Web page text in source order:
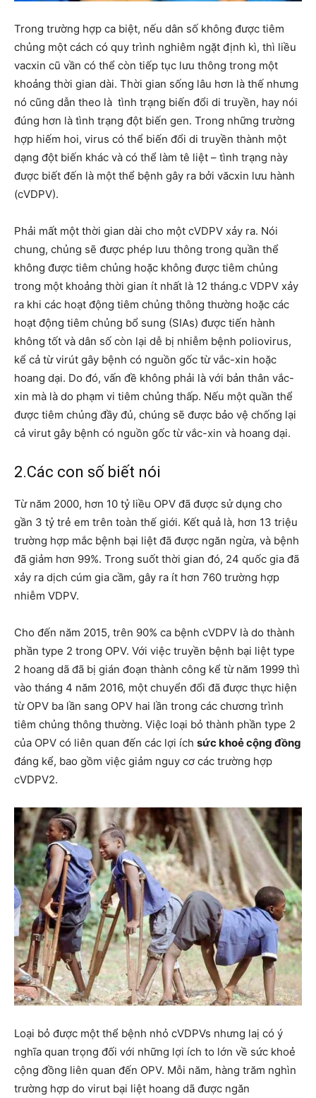
Trong trường hợp ca biệt, nếu dân số không được tiêm
chủng một cách có quy trình nghiêm ngặt định kì, thì liều
vacxin cũ vần có thể còn tiếp tục lưu thông trong một
khoảng thời gian dài. Thời gian sống lâu hơn là thế nhưng
nó cũng dẫn theo là tình trạng biến đổi di truyền, hay nói
đúng hơn là tình trạng đột biến gen. Trong những trường
hợp hiếm hoi, virus có thể biến đổi di truyền thành một
dạng đột biến khác và có thể làm tê liệt – tình trạng này
được biết đến là một thể bệnh gây ra bởi văcxin lưu hành
(cVDPV).
Phải mất một thời gian dài cho một cVDPV xảy ra. Nói
chung, chủng sẽ được phép lưu thông trong quần thể
không được tiêm chủng hoặc không được tiêm chủng
trong một khoảng thời gian ít nhất là 12 tháng.c VDPV xảy
ra khi các hoạt động tiêm chủng thông thường hoặc các
hoạt động tiêm chủng bổ sung (SIAs) được tiến hành
không tốt và dân số còn lại dễ bị nhiễm bệnh poliovirus,
kể cả từ virút gây bệnh có nguồn gốc từ vắc-xin hoặc
hoang dại. Do đó, vấn đề không phải là với bản thân vắc-
xin mà là do phạm vi tiêm chủng thấp. Nếu một quần thể
được tiêm chủng đầy đủ, chúng sẽ được bảo vệ chống lại
cả virut gây bệnh có nguồn gốc từ vắc-xin và hoang dại.
2.Các con số biết nói
Từ năm 2000, hơn 10 tỷ liều OPV đã được sử dụng cho
gần 3 tỷ trẻ em trên toàn thế giới. Kết quả là, hơn 13 triệu
trường hợp mắc bệnh bại liệt đã được ngăn ngừa, và bệnh
đã giảm hơn 99%. Trong suốt thời gian đó, 24 quốc gia đã
xảy ra dịch cúm gia cầm, gây ra ít hơn 760 trường hợp
nhiễm VDPV.
Cho đến năm 2015, trên 90% ca bệnh cVDPV là do thành
phần type 2 trong OPV. Với việc truyền bệnh bại liệt type
2 hoang dã đã bị gián đoạn thành công kể từ năm 1999 thì
vào tháng 4 năm 2016, một chuyển đổi đã được thực hiện
từ OPV ba lần sang OPV hai lần trong các chương trình
tiêm chủng thông thường. Việc loại bỏ thành phần type 2
của OPV có liên quan đến các lợi ích sức khoẻ cộng đồng
đáng kể, bao gồm việc giảm nguy cơ các trường hợp
cVDPV2.
Loại bỏ được một thể bệnh nhỏ cVDPVs nhưng laị có ý
nghĩa quan trọng đối với những lợi ích to lớn về sức khoẻ
cộng đồng liên quan đến OPV. Mỗi năm, hàng trăm nghìn
trường hợp do virut bại liệt hoang dã được ngăn